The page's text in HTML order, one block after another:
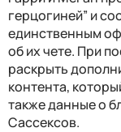
герцогиней” и
единственным
об их чете. При
раскрыть
контента,
также данные о
Сассексов.